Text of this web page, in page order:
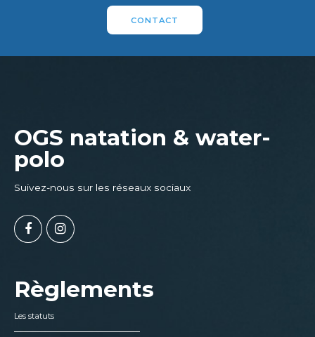
CONTACT
OGS natation & water-
polo
Suivez-nous sur les réseaux sociaux
Règlements
Les statuts